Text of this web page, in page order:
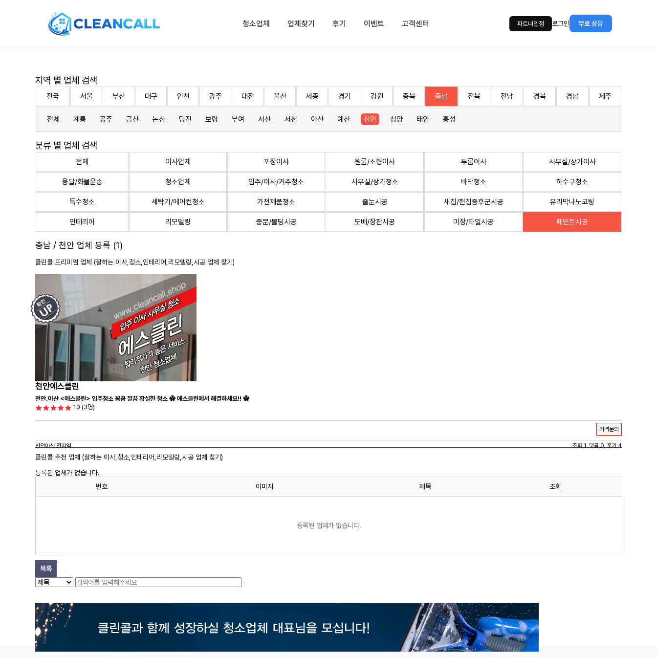
청소업체 업체찾기 후기 이벤트 고객센터 파트너입점 로그인 무료 상담
지역 별 업체 검색
전국 서울 부산 대구 인천 광주 대전 울산 세종 경기 강원 충북 충남 전북 전남 경북 경남 제주
전체 계룡 공주 금산 논산 당진 보령 부여 서산 서천 아산 예산 천안 청양 태안 홍성
분류 별 업체 검색
전체 이사업체 포장이사 원룸/소형이사 투룸이사 사무실/상가이사
용달/화물운송 청소업체 입주/이사/거주청소 사무실/상가청소 바닥청소 하수구청소
특수청소 세탁기/에어컨청소 가전제품청소 줄눈시공 새집/헌집증후군시공 유리막나노코팅
인테리어 리모델링 중문/몰딩시공 도배/장판시공 미장/타일시공 페인트시공
충남 / 천안 업체 등록 (1)
클린콜 프리미엄 업체 (잘하는 이사, 청소 ,인테리어,리모델링,시공 업체 찾기)
천안에스클린
천안.아산 <에스클린> 입주청소 꼼꼼 깔끔 확실한 청소 ✿ 에스클린에서 해결하세요!! ✿
10 (3명)
가격문의
천안아산 전지역 조회 1 댓글 0 후기 4
클린콜 추천 업체 (잘하는 이사, 청소 ,인테리어,리모델링,시공 업체 찾기)
등록된 업체가 없습니다.
번호
이미지 제목 조회
등록된 업체가 없습니다.
목록